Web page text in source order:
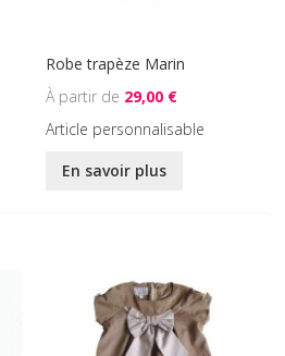
Robe trapèze Marin
29,00 €
Article personnalisable
En savoir plus